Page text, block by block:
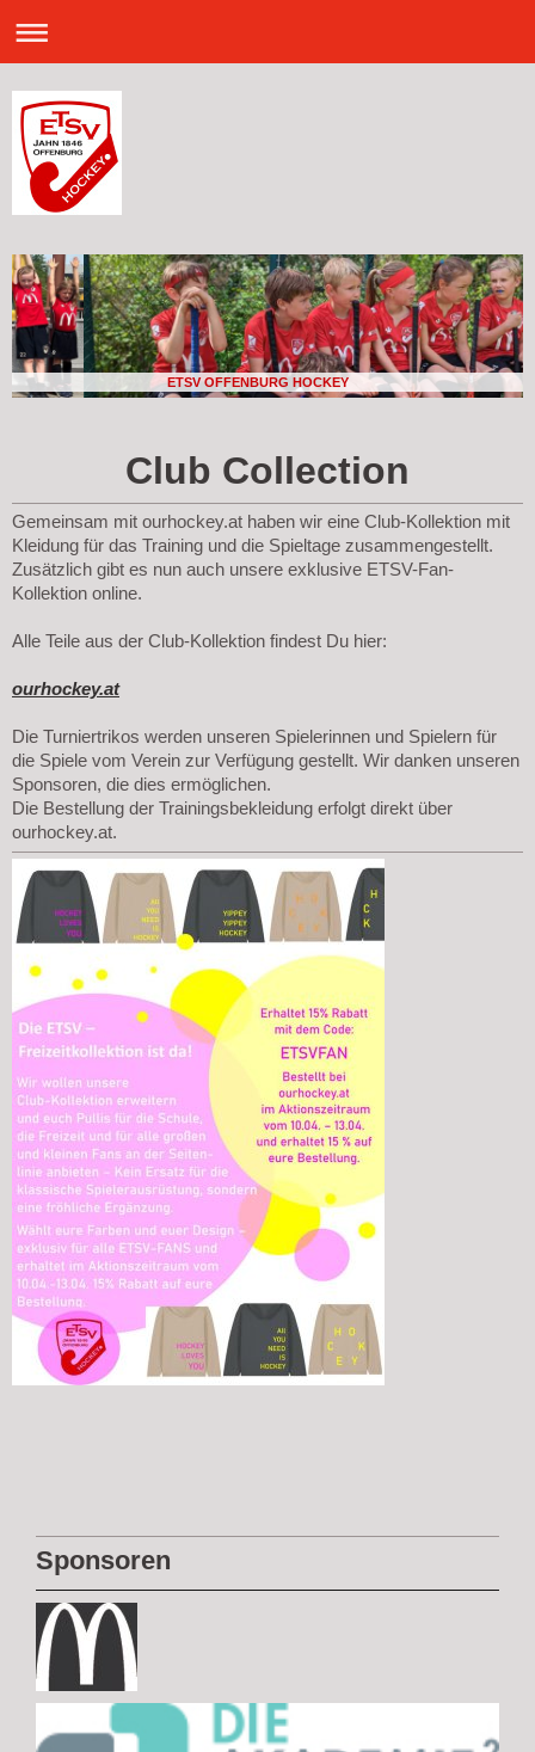
ETSV OFFENBURG HOCKEY
Club Collection
Gemeinsam mit ourhockey.at haben wir eine Club-Kollektion mit
Kleidung für das Training und die Spieltage zusammengestellt.
Zusätzlich gibt es nun auch unsere exklusive ETSV-Fan-
Kollektion online.
Alle Teile aus der Club-Kollektion findest Du hier:
ourhockey.at
Die Turniertrikos werden unseren Spielerinnen und Spielern für
die Spiele vom Verein zur Verfügung gestellt. Wir danken unseren
Sponsoren, die dies ermöglichen.
Die Bestellung der Trainingsbekleidung erfolgt direkt über
ourhockey.at.
Sponsoren